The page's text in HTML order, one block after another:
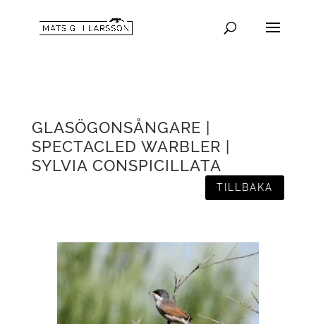
GLASÖGONSÅNGARE |
SPECTACLED WARBLER |
SYLVIA CONSPICILLATA
TILLBAKA